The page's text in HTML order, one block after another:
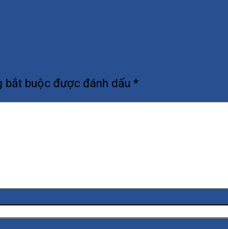
bắt buộc được đánh dấu *